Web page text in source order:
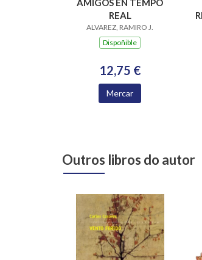
AMIGOS EN TEMPO
REAL
ALVAREZ, RAMIRO J.
Dispoñible
12,75 €
Mercar
Outros libros do autor